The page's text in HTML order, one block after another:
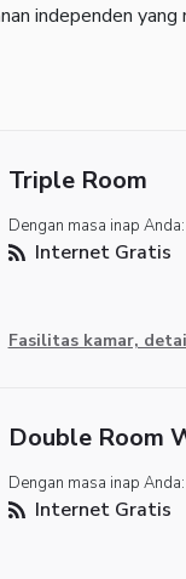
independen
Triple Room
Dengan masa inap Anda:
Internet Gratis
Fasilitas kamar,
Double Room
Dengan masa inap Anda:
Internet Gratis